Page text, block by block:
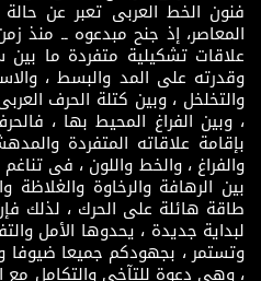
فنون الخط العربى تعبر عن
المعاصر، إذ جنح مبدعوه ــ منذ
علاقات تشكيلية متفردة ما
وقدرته على المد والبسط ،
والتخلخل ، وبين كتلة الحرف
، وبين الفراغ المحيط بها ،
بإقامة علاقاته المتفردة
والفراغ ، والخط واللون ، فى
بين الرهافة والرخاوة والغلاظة
طاقة هائلة على الحرك ، لذلك
لبداية جديدة ، يحدوها الأمل
وتستمر ، بجهودكم جميعا ضيوفا
، وهى دعوة للتآخى والتكامل مع